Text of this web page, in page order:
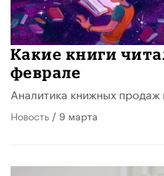
Какие книги
феврале
Аналитика книжных продаж
Новость / 9 марта